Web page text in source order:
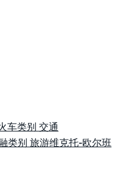
车类别 交通
类别 旅游维克托-欧尔班